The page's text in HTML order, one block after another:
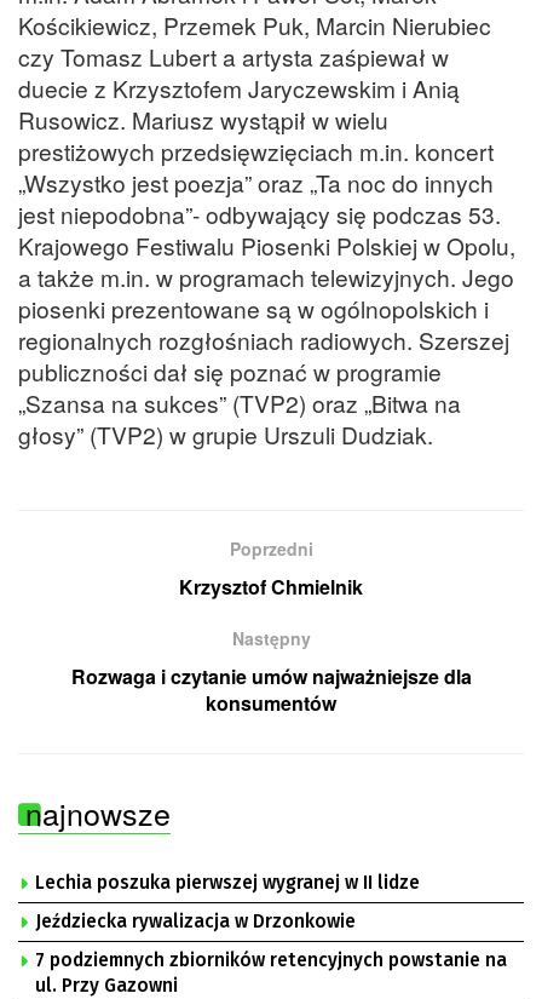
Kościkiewicz, Przemek Puk, Marcin Nierubiec
czy Tomasz Lubert a artysta zaśpiewał w
duecie z Krzysztofem Jaryczewskim i Anią
Rusowicz. Mariusz wystąpił w wielu
prestiżowych przedsięwzięciach m.in. koncert
„Wszystko jest poezja” oraz „Ta noc do innych
jest niepodobna”- odbywający się podczas 53.
Krajowego Festiwalu Piosenki Polskiej w Opolu,
a także m.in. w programach telewizyjnych. Jego
piosenki prezentowane są w ogólnopolskich i
regionalnych rozgłośniach radiowych. Szerszej
publiczności dał się poznać w programie
„Szansa na sukces” (TVP2) oraz „Bitwa na
głosy” (TVP2) w grupie Urszuli Dudziak.
Poprzedni
Krzysztof Chmielnik
Następny
Rozwaga i czytanie umów najważniejsze dla
konsumentów
najnowsze
Lechia poszuka pierwszej wygranej w II lidze
Jeździecka rywalizacja w Drzonkowie
7 podziemnych zbiorników retencyjnych powstanie na
ul. Przy Gazowni